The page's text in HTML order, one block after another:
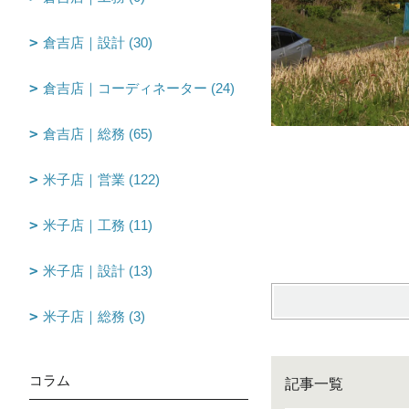
記事一覧
倉吉店｜設計 (30)
倉吉店｜コーディネーター (24)
倉吉店｜総務 (65)
米子店｜営業 (122)
米子店｜工務 (11)
米子店｜設計 (13)
米子店｜総務 (3)
コラム